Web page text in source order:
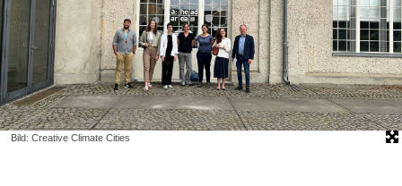
Bild: Creative Climate Cities